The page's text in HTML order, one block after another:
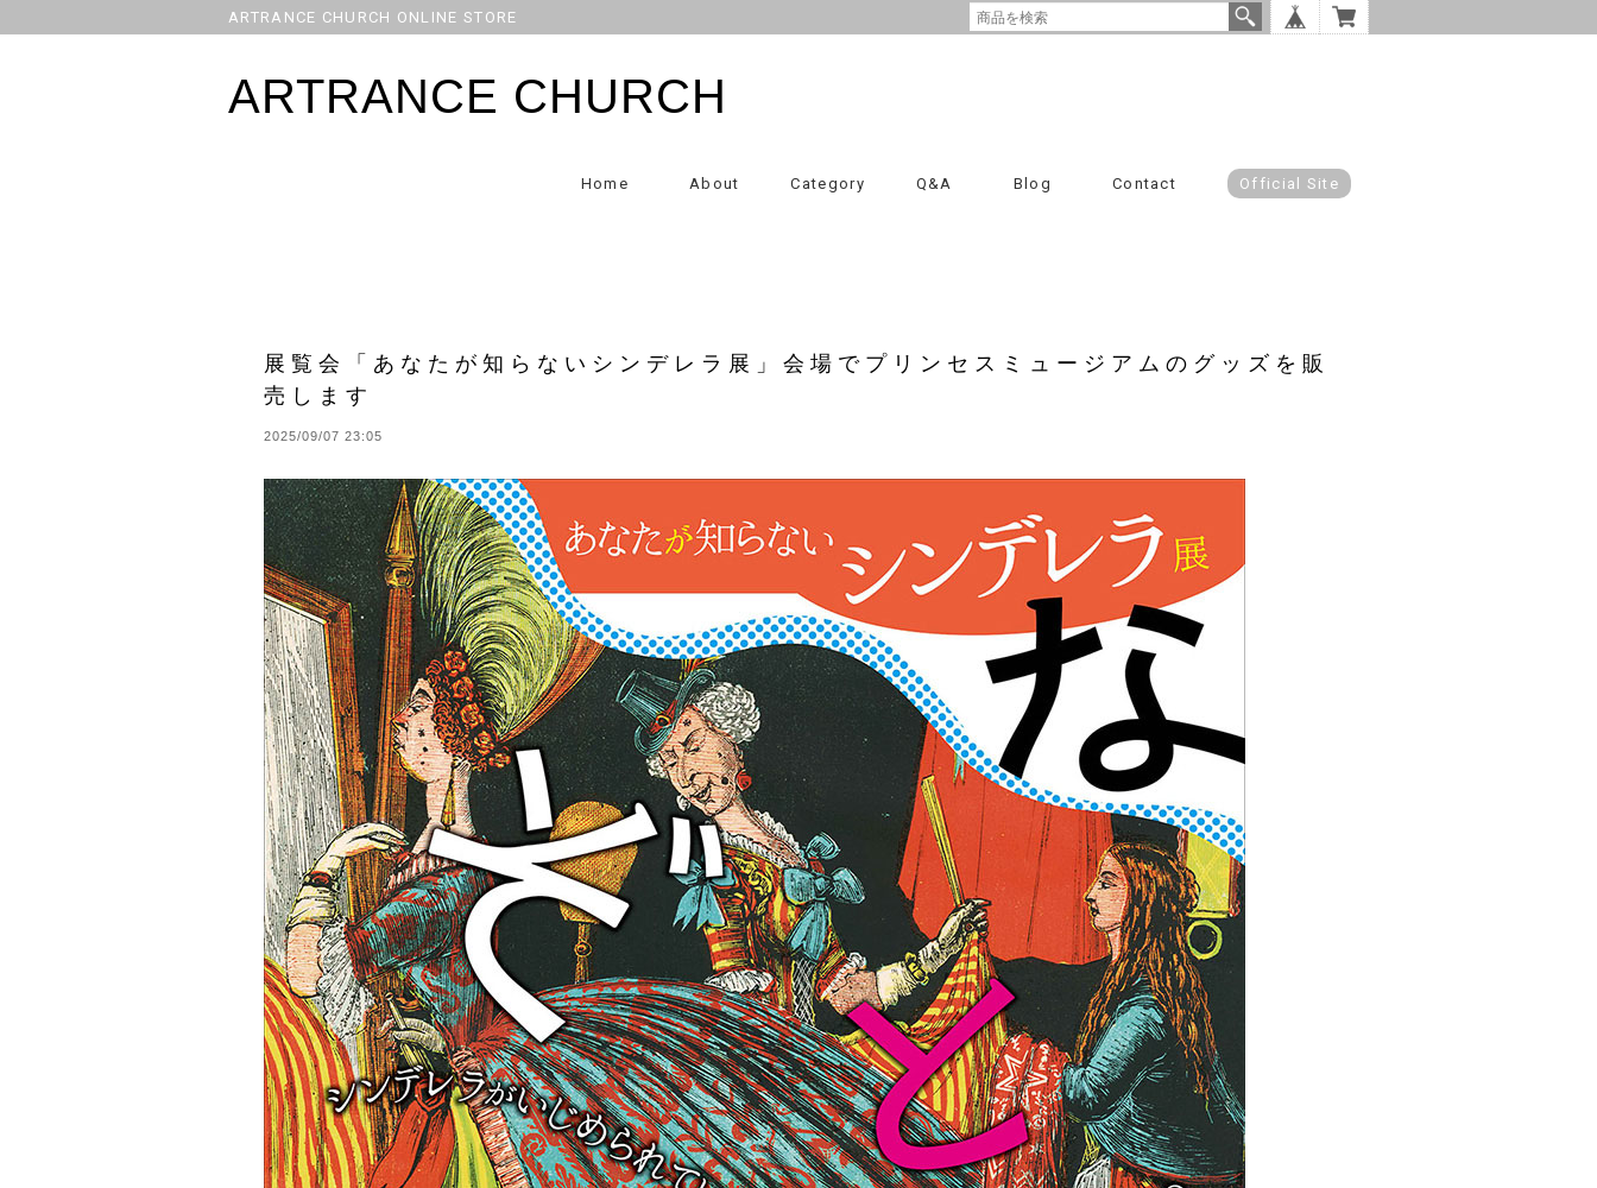
ARTRANCE CHURCH ONLINE STORE
ARTRANCE CHURCH
Home About Category Q&A Blog Contact Official Site
展覧会「あなたが知らないシンデレラ展」会場でプリンセスミュージアムのグッズを販
売します
2025/09/07 23:05